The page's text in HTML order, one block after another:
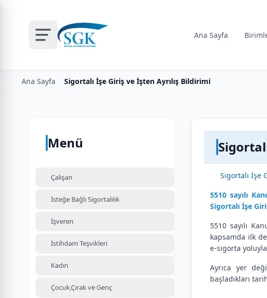
Ana Sayfa
Ana Sayfa Sigortalı İşe Giriş ve İşten Ayrılış Bildirimi
Menü
Çalışan
İsteğe Bağlı Sigortalılık
İşveren
İstihdam Teşvikleri
Kadın
Çocuk,Çırak ve Genç
Sigortalı İşe
5510 sayılı
Sigortalı İşe
5510 sayılı
kapsamda ilk
e-sigorta
Ayrıca yer
başladıkları